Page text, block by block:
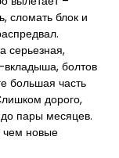
сломать блок и
серьезная,
болтов
большая часть
дорого,
пары месяцев.
чем новые